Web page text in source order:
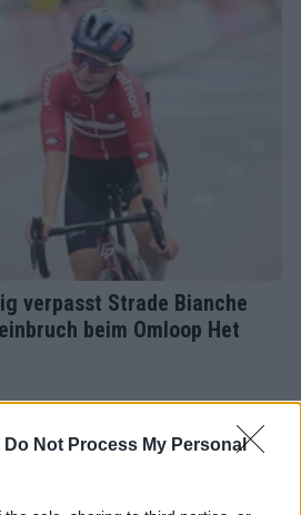
Do Not Process My Personal
verpasst Strade Bianche
beim Omloop Het